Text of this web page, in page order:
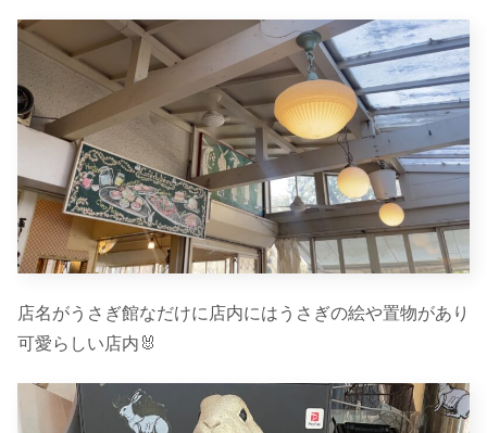
店名がうさぎ館なだけに店内にはうさぎの絵や置物があり
可愛らしい店内🐰